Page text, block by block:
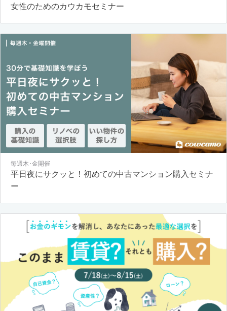
女性のためのカウカモセミナー
毎週木･金開催
平日夜にサクッと！初めての中古マンション購入セミナ
ー